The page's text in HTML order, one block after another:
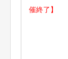
催終了】